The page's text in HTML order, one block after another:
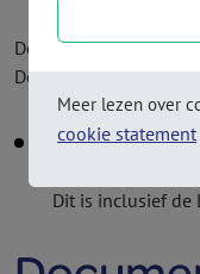
Meer lezen over
cookie statement
De kosten in verband
Deze bestaan uit:
Lopende kosten
het
Dit is inclusief de